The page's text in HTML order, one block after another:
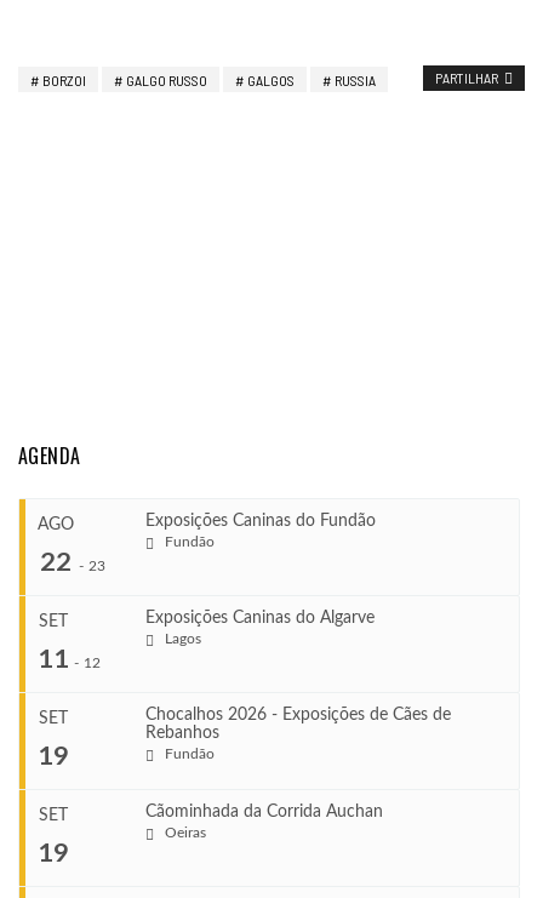
BORZOI GALGO RUSSO GALGOS RUSSIA PARTILHAR
AGENDA
AGO
22 - 23
Exposições Caninas do Fundão
Fundão
Ago 22, 2026
Ago 23, 2026
VENUE
SET
11 - 12
Exposições Caninas do Algarve
Lagos
Set 11, 2026
SET
19
Chocalhos 2026 - Exposições de Cães de
Rebanhos
Fundão
SET
19
Cãominhada da Corrida Auchan
Oeiras